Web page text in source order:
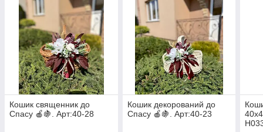
Кошик священник до
Спасу 🍎🍇. Арт:40-28
Кошик декорований до
Спасу 🍎🍇. Арт:40-23